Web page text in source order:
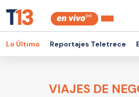
Lo Último Reportajes Teletrece
VIAJES DE